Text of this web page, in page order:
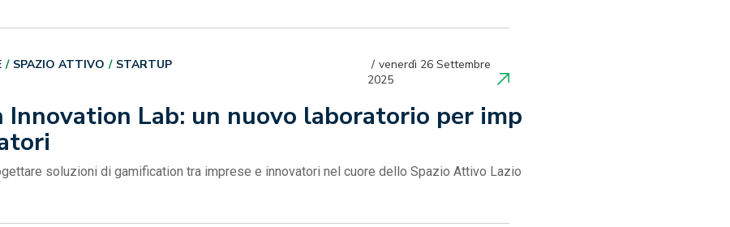
Innovation Lab: un nuovo laboratorio per imp
venerdì 26 Settembre
2025
SPAZIO ATTIVO STARTUP
soluzioni di gamification tra imprese e innovatori nel cuore dello Spazio Attivo Lazio